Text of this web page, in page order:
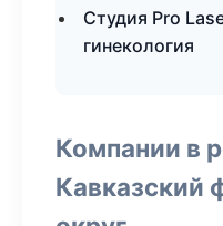
Студия Pro
гинекология
Компании в
Кавказский